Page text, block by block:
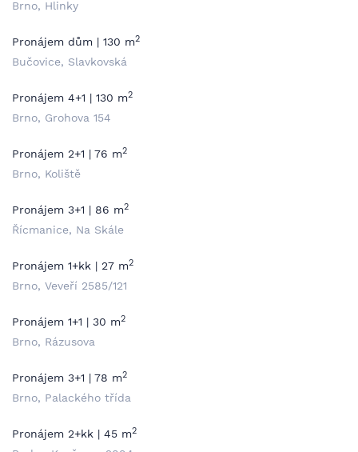
Brno, Hlinky
Pronájem dům | 130 m2
Bučovice, Slavkovská
Pronájem 4+1 | 130 m2
Brno, Grohova 154
Pronájem 2+1 | 76 m2
Brno, Koliště
Pronájem 3+1 | 86 m2
Řícmanice, Na Skále
Pronájem 1+kk | 27 m2
Brno, Veveří 2585/121
Pronájem 1+1 | 30 m2
Brno, Rázusova
Pronájem 3+1 | 78 m2
Brno, Palackého třída
Pronájem 2+kk | 45 m2